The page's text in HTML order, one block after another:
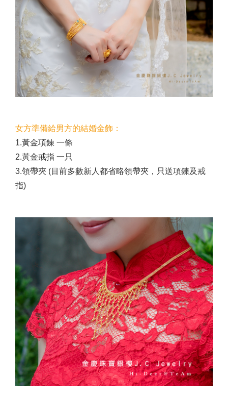
女方準備給男方的結婚金飾：
1.黃金項鍊 一條
2.黃金戒指 一只
3.領帶夾 (目前多數新人都省略領帶夾，只送項鍊及戒
指)